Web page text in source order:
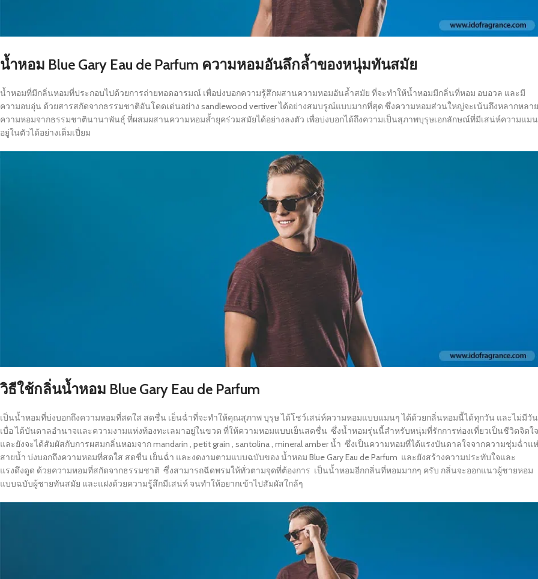
น้ำหอม Blue Gary Eau de Parfum ความหอมอันลึกล้ำของหนุ่มทันสมัย
น้ำหอมที่มีกลิ่นหอมที่ประกอบไปด้วยการถ่ายทอดอารมณ์ เพื่อบ่งบอกความรู้สึกผสานความหอมอันล้ำสมัย ที่จะทำให้น้ำหอมมีกลิ่นที่หอม อบอวล และมี
ความอบอุ่น ด้วยสารสกัดจากธรรมชาติอันโดดเด่นอย่าง sandlewood vertiver ได้อย่างสมบรูณ์แบบมากที่สุด ซึ่งความหอมส่วนใหญ่จะเน้นถึงหลากหลาย
ความหอมจากธรรมชาตินานาพันธุ์ ที่ผสมผสานความหอมล้ำยุคร่วมสมัยได้อย่างลงตัว เพื่อบ่งบอกได้ถึงความเป็นสุภาพบุรุษเอกลักษณ์ที่มีเสน่ห์ความแมน
อยู่ในตัวได้อย่างเต็มเปี่ยม
วิธีใช้กลิ่นน้ำหอม Blue Gary Eau de Parfum
เป็นน้ำหอมที่บ่งบอกถึงความหอมที่สดใส สดชื่น เย็นฉ่ำที่จะทำให้คุณสุภาพ บุรุษ ได้โชว์เสน่ห์ความหอมแบบแมนๆ ได้ด้วยกลิ่นหอมนี้ได้ทุกวัน และไม่มีวัน
เบื่อ ได้บันดาลอำนาจและความงามแห่งท้องทะเลมาอยู่ในขวด ที่ให้ความหอมแบบเย็นสดชื่น ซึ่งน้ำหอมรุ่นนี้สำหรับหนุ่มที่รักการท่องเที่ยวเป็นชีวิตจิตใ
และยังจะได้สัมผัสกับการผสมกลิ่นหอมจาก mandarin , petit grain , santolina , mineral amber น้ำ ซึ่งเป็นความหอมที่ได้แรงบันดาลใจจากความชุ่มฉ่ำแ
สายน้ำ บ่งบอกถึงความหอมที่สดใส สดชื่น เย็นฉ่ำ และงดงามตามแบบฉบับของ น้ำหอม Blue Gary Eau de Parfum และยังสร้างความประทับใจและ
แรงดึงดูด ด้วยความหอมที่สกัดจากธรรมชาติ ซึ่งสามารถฉีดพรมให้ทั่วตามจุดที่ต้องการ เป็นน้ำหอมอีกกลิ่นที่หอมมากๆ ครับ กลิ่นจะออกแนวผู้ชายหอม
แบบฉบับผู้ชายทันสมัย และแฝงด้วยความรู้สึกมีเสน่ห์ จนทำให้อยากเข้าไปสัมผัสใกล้ๆ